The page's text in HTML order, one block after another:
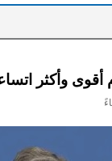
أقوى وأكثر